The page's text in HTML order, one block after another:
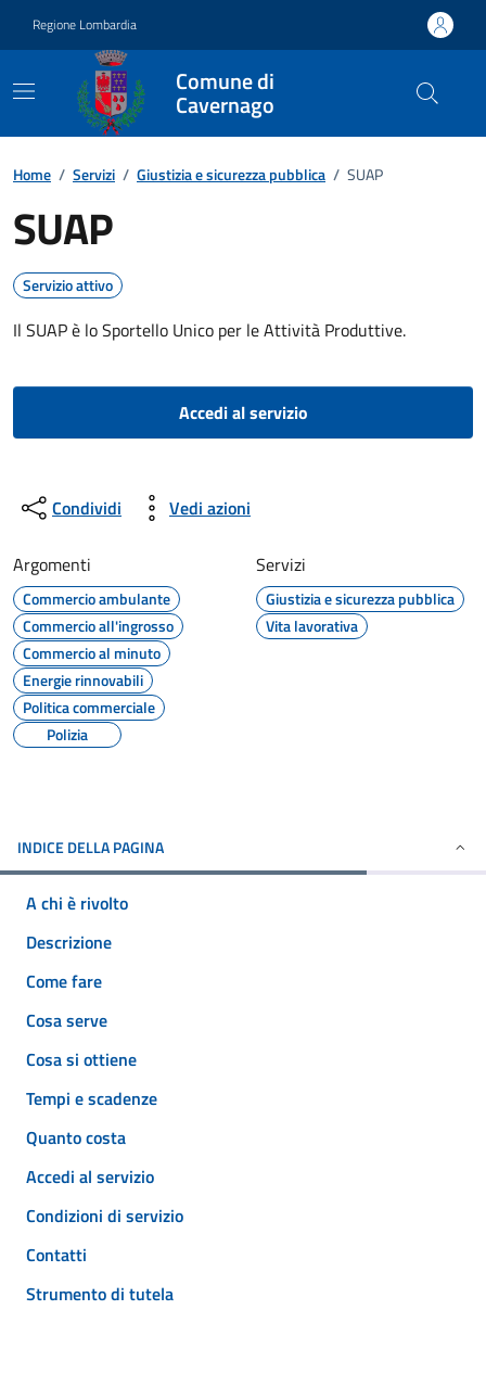
Regione Lombardia
Comune di
Cavernago
Home / Servizi / Giustizia e sicurezza pubblica / SUAP
SUAP
Servizio attivo
Il SUAP è lo Sportello Unico per le Attività Produttive.
Accedi al servizio
Condividi Vedi azioni
Argomenti
Commercio ambulante
Commercio all'ingrosso
Commercio al minuto
Energie rinnovabili
Politica commerciale
Polizia
Servizi
Giustizia e sicurezza pubblica
Vita lavorativa
INDICE DELLA PAGINA
A chi è rivolto
Descrizione
Come fare
Cosa serve
Cosa si ottiene
Tempi e scadenze
Quanto costa
Accedi al servizio
Condizioni di servizio
Contatti
Strumento di tutela